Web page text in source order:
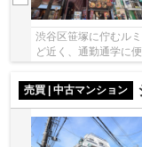
渋谷区笹塚に佇むル
ど近く、通勤通学に
売買 | 中古マンション